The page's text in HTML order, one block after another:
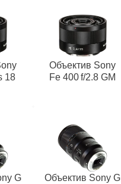
18
Объектив Sony
Fe 400 f/2.8 GM
G
Объектив Sony G